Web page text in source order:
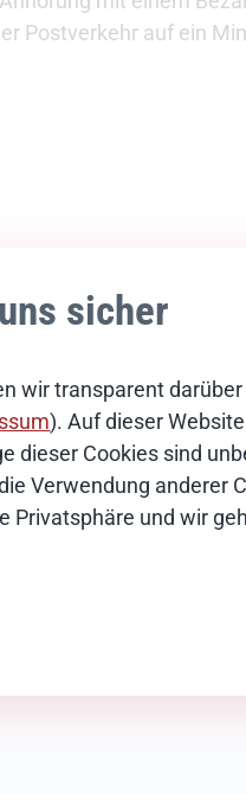
sicher
wir transparent
). Auf dieser
dieser Cookies sind
Verwendung anderer
Privatsphäre und wir
Postverkehr auf ein